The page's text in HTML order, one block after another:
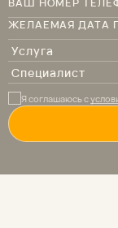
ЖЕЛАЕМАЯ ДАТА
Я соглашаюсь с